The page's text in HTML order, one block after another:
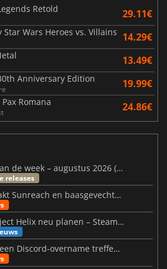
Retold
29.11€
Star Wars Heroes vs. Villains 14.29€
13.49€
Anniversary Edition 19.99€
Romana 24.86€
Niuwe Videogames van de week – augustus 2026 (week 32)
releases
Palworld-update maakt Sunreach en baasgevechten stabieler
Microsoft könnte Project Helix neu planen – Steam-Support wackelt
Malware-kaarten en een Discord-overname treffen Meccha Chameleon